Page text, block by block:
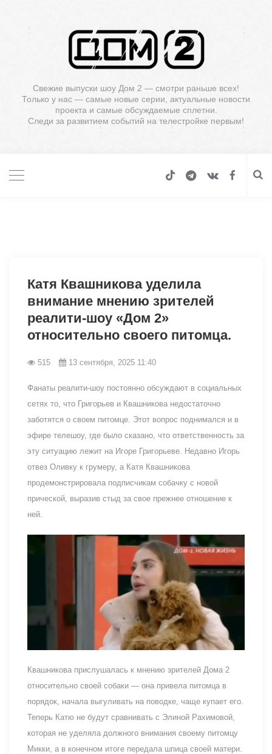
Свежие выпуски шоу Дом 2 — смотри раньше всех!
Только у нас — самые новые серии, актуальные новости
проекта и самые обсуждаемые сплетни.
Следи за развитием событий на телестройке первым!
Катя Квашникова уделила
внимание мнению зрителей
реалити-шоу «Дом 2»
относительно своего питомца.
515 13 сентября, 2025 11:40
Фанаты реалити-шоу постоянно обсуждают в социальных
сетях то, что Григорьев и Квашникова недостаточно
заботятся о своем питомце. Этот вопрос поднимался и в
эфире телешоу, где было сказано, что ответственность за
эту ситуацию лежит на Игоре Григорьеве. Недавно Игорь
отвез Оливку к грумеру, а Катя Квашникова
продемонстрировала подписчикам собачку с новой
прической, выразив стыд за свое прежнее отношение к
ней.
Квашникова прислушалась к мнению зрителей Дома 2
относительно своей собаки — она привела питомца в
порядок, начала выгуливать на поводке, чаще купает его.
Теперь Катю не будут сравнивать с Элиной Рахимовой,
которая не уделяла должного внимания своему питомцу
Микки, а в конечном итоге передала шпица своей матери.